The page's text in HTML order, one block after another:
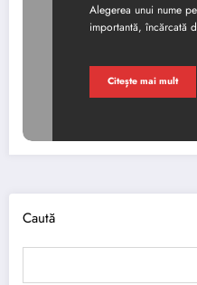
Alegerea unui nume
importantă, încărcată
Citește mai mult
Caută